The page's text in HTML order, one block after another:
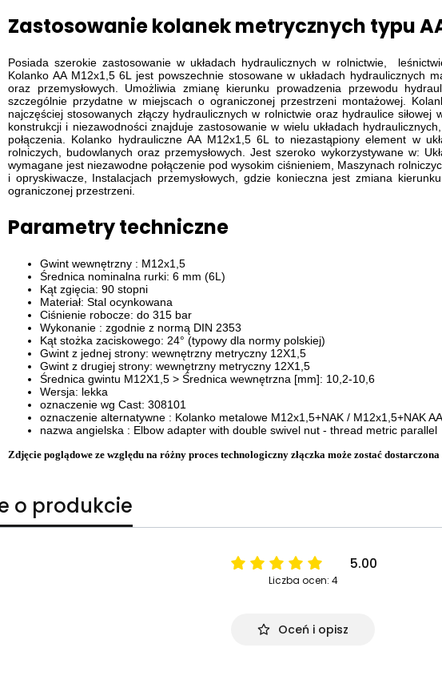
Zastosowanie kolanek metrycznych typu
Posiada szerokie zastosowanie w układach hydraulicznych w rolnictwie,
Kolanko AA M12x1,5 6L jest powszechnie stosowane w układach hydraulicznych
oraz przemysłowych. Umożliwia zmianę kierunku prowadzenia przewodu
szczególnie przydatne w miejscach o ograniczonej przestrzeni montażowej.
najczęściej stosowanych złączy hydraulicznych w rolnictwie oraz hydraulice siłowej
konstrukcji i niezawodności znajduje zastosowanie w wielu układach
połączenia. Kolanko hydrauliczne AA M12x1,5 6L to niezastąpiony element w
rolniczych, budowlanych oraz przemysłowych. Jest szeroko wykorzystywane w:
wymagane jest niezawodne połączenie pod wysokim ciśnieniem, Maszynach
i opryskiwacze, Instalacjach przemysłowych, gdzie konieczna jest zmiana
ograniczonej przestrzeni.
Parametry techniczne
Gwint wewnętrzny : M12x1,5
Średnica nominalna rurki: 6 mm (6L)
Kąt zgięcia: 90 stopni
Materiał: Stal ocynkowana
Ciśnienie robocze: do 315 bar
Wykonanie : zgodnie z normą DIN 2353
Kąt stożka zaciskowego: 24° (typowy dla normy polskiej)
Gwint z jednej strony: wewnętrzny metryczny 12X1,5
Gwint z drugiej strony: wewnętrzny metryczny 12X1,5
Średnica gwintu M12X1,5 > Średnica wewnętrzna [mm]: 10,2-10,6
Wersja: lekka
oznaczenie wg Cast: 308101
oznaczenie alternatywne : Kolanko metalowe M12x1,5+NAK / M12x1,5+NAK
nazwa angielska : Elbow adapter with double swivel nut - thread metric parallel
Zdjęcie poglądowe ze względu na różny proces technologiczny złączka może zostać
o produkcie
5.00
Liczba ocen: 4
Oceń i opisz